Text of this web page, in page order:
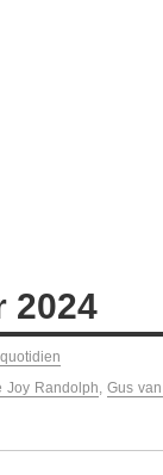
2024
Joy Randolph Gus